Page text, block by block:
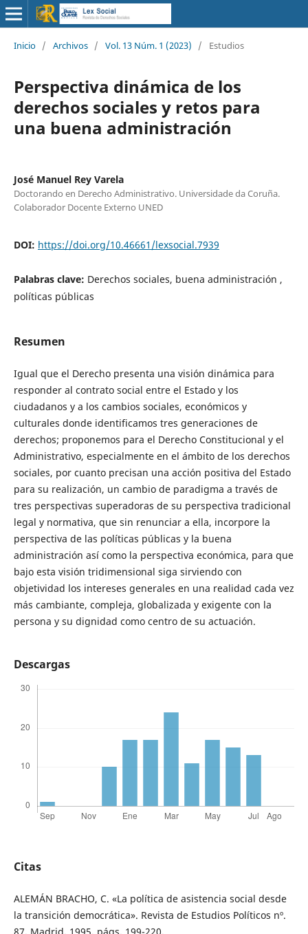
Inicio / Archivos / Vol. 13 Núm. 1 (2023) / Estudios
Perspectiva dinámica de los
derechos sociales y retos para
una buena administración
José Manuel Rey Varela
Doctorando en Derecho Administrativo. Universidade da Coruña.
Colaborador Docente Externo UNED
DOI: https://doi.org/10.46661/lexsocial.7939
Palabras clave: Derechos sociales, buena administración ,
políticas públicas
Resumen
Igual que el Derecho presenta una visión dinámica para
responder al contrato social entre el Estado y los
ciudadanos y a los cambios sociales, económicos y
culturales donde identificamos tres generaciones de
derechos; proponemos para el Derecho Constitucional y el
Administrativo, especialmente en el ámbito de los derechos
sociales, por cuanto precisan una acción positiva del Estado
para su realización, un cambio de paradigma a través de
tres perspectivas superadoras de su perspectiva tradicional
legal y normativa, que sin renunciar a ella, incorpore la
perspectiva de las políticas públicas y la buena
administración así como la perspectiva económica, para que
bajo esta visión tridimensional siga sirviendo con
objetividad los intereses generales en una realidad cada vez
más cambiante, compleja, globalizada y exigente con la
persona y su dignidad como centro de su actuación.
Descargas
Citas
ALEMÁN BRACHO, C. «La política de asistencia social desde
la transición democrática». Revista de Estudios Políticos nº.